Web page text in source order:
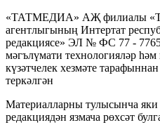
«ТАТМЕДИА» АҖ филиалы
агентлыгының Интертат
редакциясе» ЭЛ № ФС 77 -
мәгълүмати технологияләр
күзәтчелек хезмәте
теркәлгән
Материалларны тулысынча
редакциядән язмача рөхсәт